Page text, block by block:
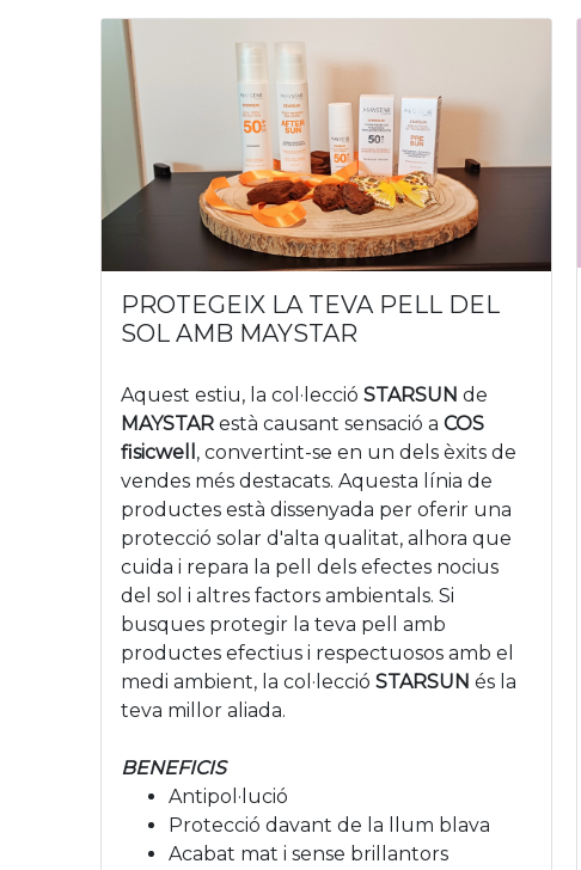
PROTEGEIX LA TEVA PELL DEL
SOL AMB MAYSTAR
Aquest estiu, la col·lecció STARSUN de
MAYSTAR està causant sensació a COS
fisicwell , convertint-se en un dels èxits de
vendes més destacats. Aquesta línia de
productes està dissenyada per oferir una
protecció solar d'alta qualitat, alhora que
cuida i repara la pell dels efectes nocius
del sol i altres factors ambientals. Si
busques protegir la teva pell amb
productes efectius i respectuosos amb el
medi ambient, la col·lecció STARSUN és la
teva millor aliada.
BENEFICIS
Antipol·lució
Protecció davant de la llum blava
Acabat mat i sense brillantors